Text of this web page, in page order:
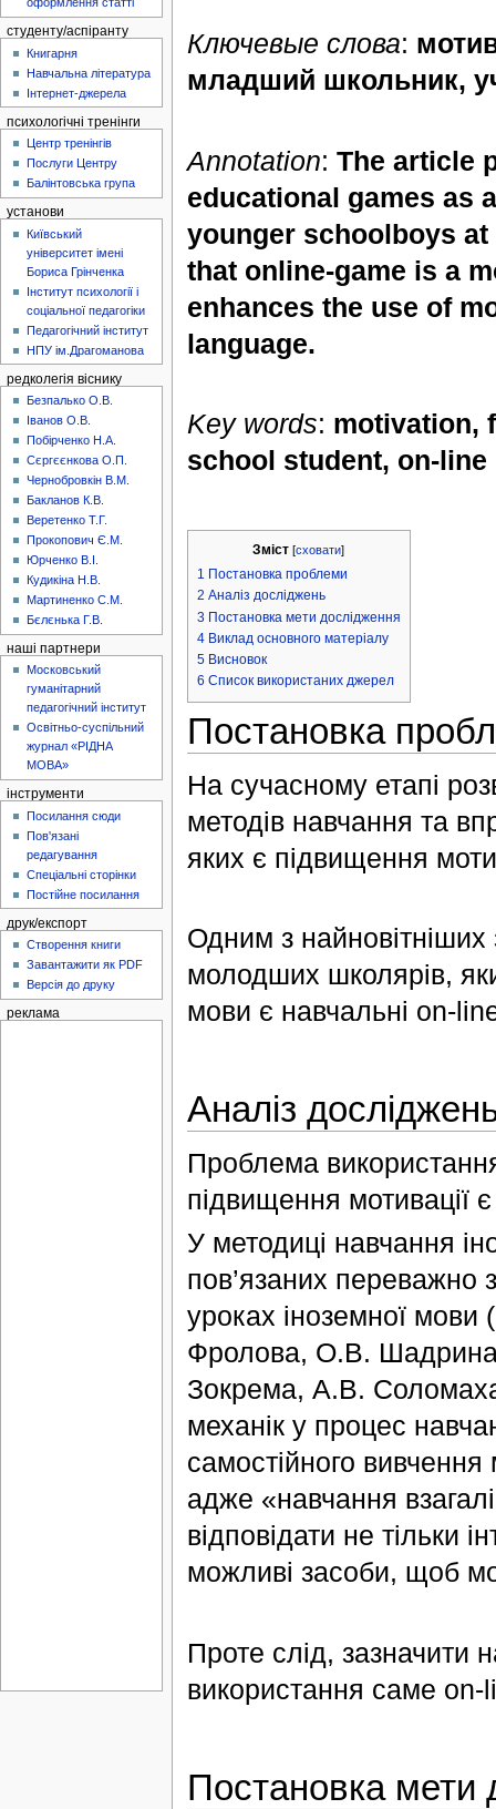
Ключевые слова:
младший школьник,
Annotation: The article
educational games as
younger schoolboys
that online-game is a
enhances the use of
language.
Key words: motivation,
school student, on-line
Зміст [сховати]
1 Постановка проблеми
2 Аналіз досліджень
3 Постановка мети дослідження
4 Виклад основного матеріалу
5 Висновок
6 Список використаних джерел
Постановка
На сучасному етапі
методів навчання та
яких є підвищення
Одним з найновітніших
молодших школярів,
мови є навчальні on-
Аналіз
Проблема
підвищення мотивації
У методиці навчання
пов’язаних переважно
уроках іноземної
Фролова, О.В.
Зокрема, А.В.
механік у процес
самостійного
адже «навчання
відповідати не тільки
можливі засоби, щоб
Проте слід, зазначити
використання саме on-
Постановка мети
оформлення статті
студенту/аспіранту
Книгарня
Навчальна література
Інтернет-джерела
психологічні тренінги
Центр тренінгів
Послуги Центру
Балінтовська група
установи
Київський
університет імені
Бориса Грінченка
Інститут психології і
соціальної педагогіки
Педагогічний інститут
НПУ ім.Драгоманова
редколегія віснику
Безпалько О.В.
Іванов О.В.
Побірченко Н.А.
Сєргєєнкова О.П.
Чернобровкін В.М.
Бакланов К.В.
Веретенко Т.Г.
Прокопович Є.М.
Юрченко В.І.
Кудикіна Н.В.
Мартиненко С.М.
Бєлєнька Г.В.
наші партнери
Московський
гуманітарний
педагогічний інститут
Освітньо-суспільний
журнал «РІДНА
МОВА»
інструменти
Посилання сюди
Пов'язані
редагування
Спеціальні сторінки
Постійне посилання
друк/експорт
Створення книги
Завантажити як PDF
Версія до друку
реклама